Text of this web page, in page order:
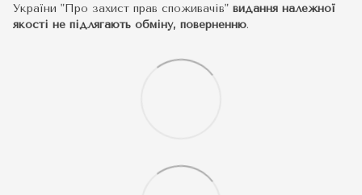
України "Про захист прав споживачів" видання належної
якості не підлягають обміну, поверненню.